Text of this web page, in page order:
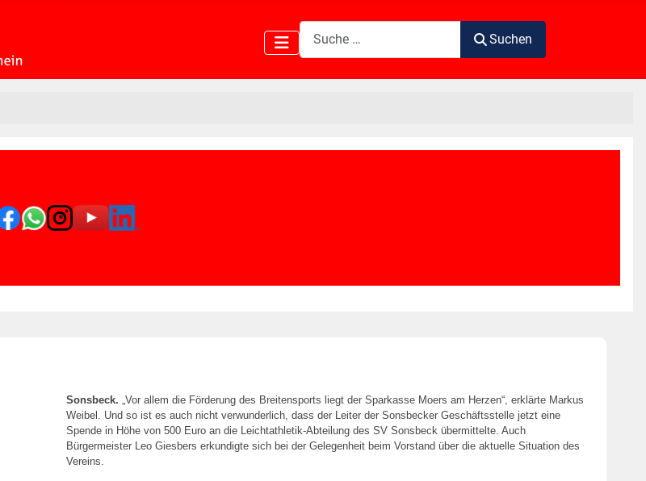
Suchen
Suchen
Sonsbeck. „Vor allem die Förderung des Breitensports liegt der Sparkasse Moers am Herzen“, erklärte Markus
Weibel. Und so ist es auch nicht verwunderlich, dass der Leiter der Sonsbecker Geschäftsstelle jetzt eine
Spende in Höhe von 500 Euro an die Leichtathletik-Abteilung des SV Sonsbeck übermittelte. Auch
Bürgermeister Leo Giesbers erkundigte sich bei der Gelegenheit beim Vorstand über die aktuelle Situation des
Vereins.